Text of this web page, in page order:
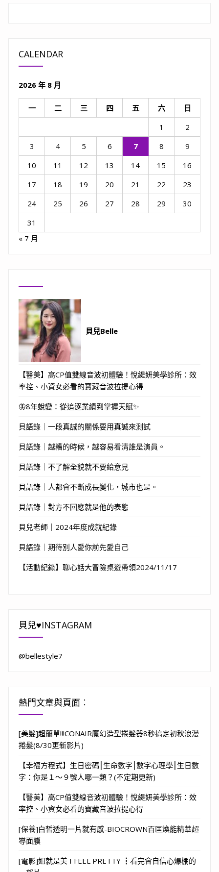
CALENDAR
2026 年 8 月
一 二 三 四 五 六
日
1
2
3
4 5 6 7 8
9
10
11 12 13 14 15
16
17
18 19 20 21 22
23
24
25 26 27 28 29
30
31
« 7 月
貝兒Belle
【醫美】高CP值雙線音波初體驗！悅緹妍美學診所：效
率控、小資女必看的寶藏音波拉提心得
🦋8年蛻變：從追逐業績到掌握天賦✨
貝語錄｜一段真誠的關係要用真誠來測試
貝語錄｜越糟的時候，越容易看清誰是演員。
貝語錄｜不了解全貌就不要給意見
貝語錄｜人都會不斷成長變化，城市也是。
貝語錄｜對方不回應就是他的表態
貝兒老師｜2024年度成就紀錄
貝語錄｜期待別人愛你前先愛自己
【活動紀錄】聊心話大冒險桌遊帶領2024/11/17
貝兒♥INSTAGRAM
@bellestyle7
熱門文章與頁面︰
[美髮]超簡單!!!CONAIR魔幻造型捲髮器8秒搞定初秋浪漫
捲髮(8/30更新影片)
【幸福方程式】生日密碼⎮生命數字⎮數字心理學⎮生日數
字：你是１～９號人哪一類？(不定期更新)
【醫美】高CP值雙線音波初體驗！悅緹妍美學診所：效
率控、小資女必看的寶藏音波拉提心得
[保養]白皙透明一片就有感-BIOCROWN百匡煥能精華超
導面膜
[電影]姐就是美 I FEEL PRETTY ┇看完會自信心爆棚的